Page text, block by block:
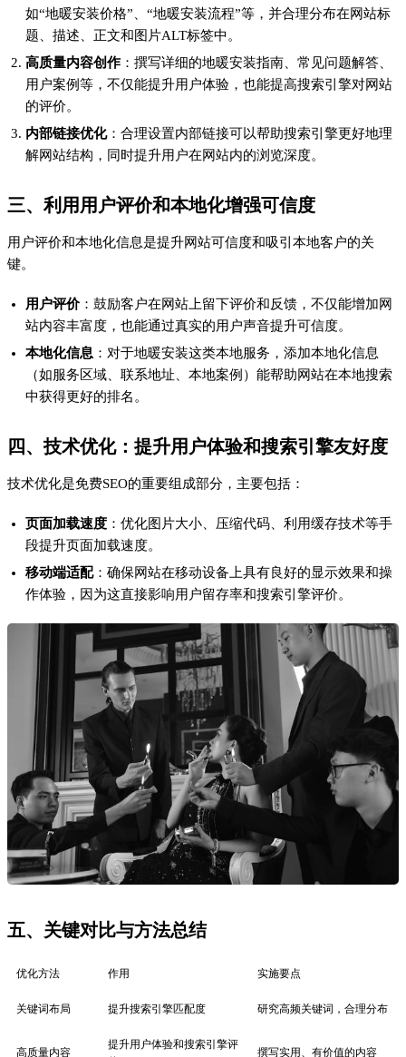
中获得更好的排名。
四、技术优化：提升用户体验和搜索引擎友好度
技术优化是免费SEO的重要组成部分，主要包括：
页面加载速度 ：优化图片大小、压缩代码、利用缓存技术等手
移动端适配：确保网站在移动设备上具有良好的显示效果和操
五、关键对比与方法总结
优化方法 作用 实施要点
关键词布局 提升搜索引擎匹配度 研究高频关键词，合理分布
高质量内容
提升用户体验和搜索引擎评
价
撰写实用、有价值的内容
用户评价 增强可信度 鼓励客户留下真实反馈
本地化信息 提升本地搜索排名
添加服务区域、联系地址等
页面加载速度
优化
提升用户体验和搜索引擎友
好度
优化图片、压缩代码、使用
六、FAQ
Q1. 地暖安装网站如何确定合适的关键词？
确定合适的关键词需要通过关键词研究工具（如Google Keyword
量适中的关键词。